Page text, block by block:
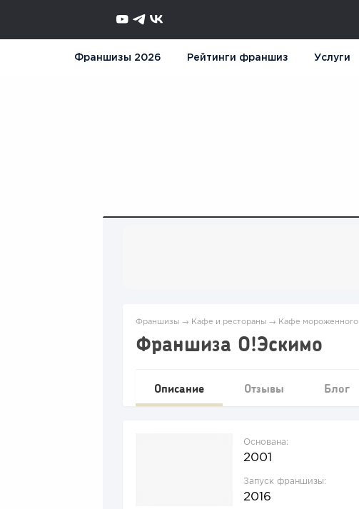
Франшизы 2026 Рейтинги франшиз Услуги
Франшизы → Кафе и рестораны → Кафе мороженного
Франшиза О!Эскимо
Описание Отзывы Блог
Основана:
2001
Запуск франшизы:
2016